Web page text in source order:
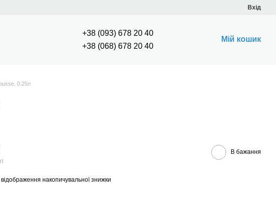
Вхід
+38 (093) 678 20 40
+38 (068) 678 20 40
Мій кошик
0.25л
В бажання
накопичувальної знижки